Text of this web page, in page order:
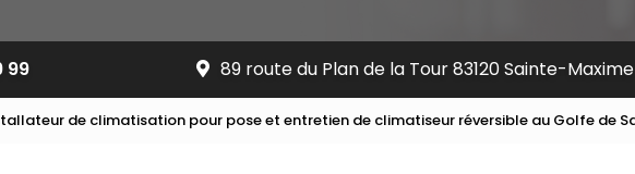
99 89 route du Plan de la Tour 83120 Sainte-Maxime
de climatisation pour pose et entretien de climatiseur réversible au Golfe de